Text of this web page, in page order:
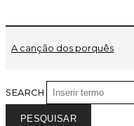
A canção dos porquês
SEARCH